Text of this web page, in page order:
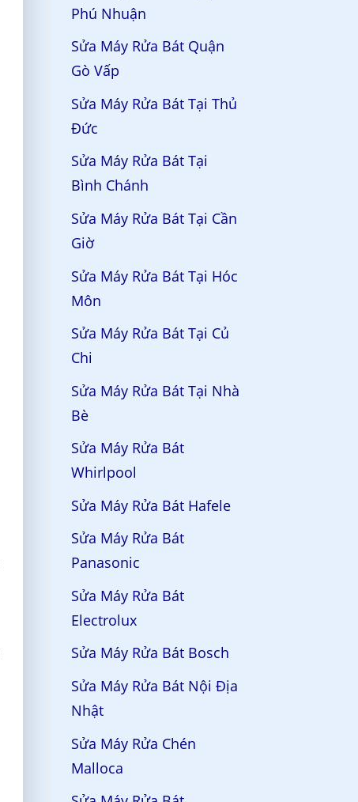
Phú Nhuận
Sửa Máy Rửa Bát Quận
Gò Vấp
Sửa Máy Rửa Bát Tại Thủ
Đức
Sửa Máy Rửa Bát Tại
Bình Chánh
Sửa Máy Rửa Bát Tại Cần
Giờ
Sửa Máy Rửa Bát Tại Hóc
Môn
Sửa Máy Rửa Bát Tại Củ
Chi
Sửa Máy Rửa Bát Tại Nhà
Bè
Sửa Máy Rửa Bát
Whirlpool
Sửa Máy Rửa Bát Hafele
Sửa Máy Rửa Bát
Panasonic
Sửa Máy Rửa Bát
Electrolux
Sửa Máy Rửa Bát Bosch
Sửa Máy Rửa Bát Nội Địa
Nhật
Sửa Máy Rửa Chén
Malloca